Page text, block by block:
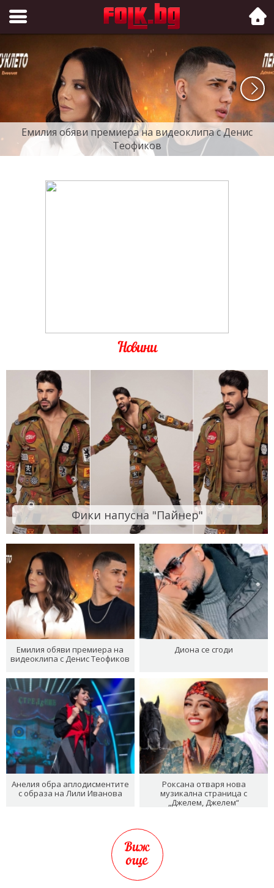
Folk.bg
Емилия обяви премиера на видеоклипа с Денис
Теофиков
Новини
Фики напусна "Пайнер"
Емилия обяви премиера на
видеоклипа с Денис Теофиков
Диона се сгоди
Анелия обра аплодисментите
с образа на Лили Иванова
Роксана отваря нова
музикална страница с
„Джелем, Джелем“
Виж
още